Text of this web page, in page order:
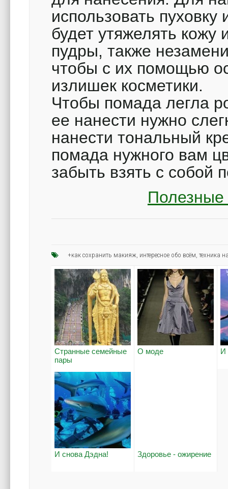
использовать
будет утяжелять
пудры, также
чтобы с их помощью
излишек косметики.
Чтобы помада легла
ее нанести нужно
нанести тональный
помада нужного вам
забыть взять с собой
Полезные
+как сохранить макияж, интересное обо всём,техника
Странные семейные
пары
О моде И
И снова Дэдна! Здоровье - ожирение